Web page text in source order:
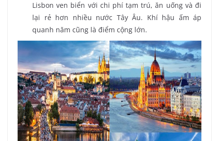
Lisbon ven biển với chi phí tạm trú, ăn uống và đi
lại rẻ hơn nhiều nước Tây Âu. Khí hậu ấm áp
quanh năm cũng là điểm cộng lớn.